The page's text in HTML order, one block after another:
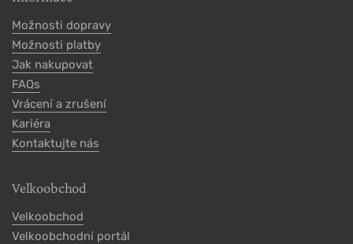
Možnosti dopravy
Možnosti platby
Jak nakupovat
FAQs
Vrácení a zrušení
Kariéra
Kontaktujte nás
Velkoobchod
Velkoobchod
Velkoobchodní portál